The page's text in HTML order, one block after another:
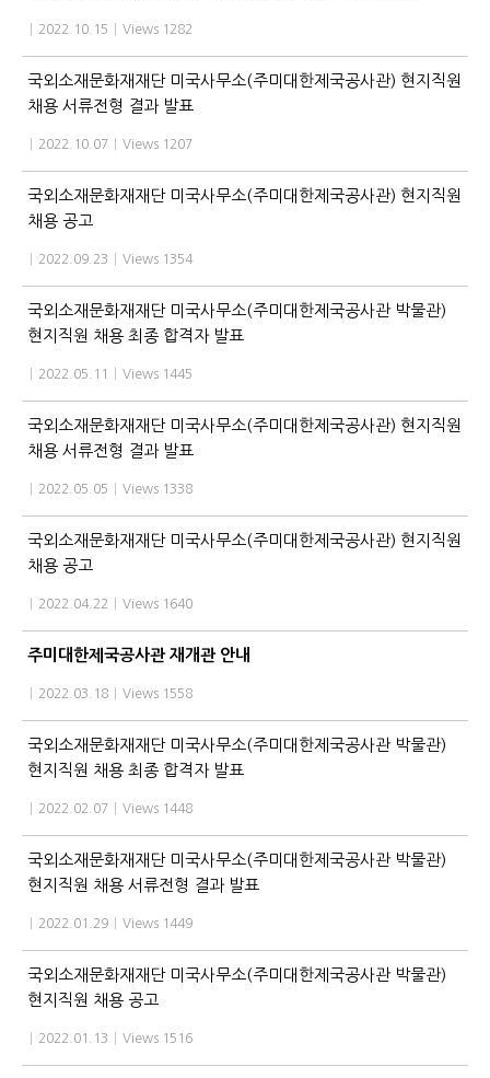
2022.10.15 Views 1282
국외소재문화재재단 미국사무소(주미대한제국공사관) 현지직원
채용 서류전형 결과 발표
2022.10.07 Views 1207
국외소재문화재재단 미국사무소(주미대한제국공사관) 현지직원
채용 공고
2022.09.23 Views 1354
국외소재문화재재단 미국사무소(주미대한제국공사관 박물관)
현지직원 채용 최종 합격자 발표
2022.05.11 Views 1445
국외소재문화재재단 미국사무소(주미대한제국공사관) 현지직원
채용 서류전형 결과 발표
2022.05.05 Views 1338
국외소재문화재재단 미국사무소(주미대한제국공사관) 현지직원
채용 공고
2022.04.22 Views 1640
주미대한제국공사관 재개관 안내
2022.03.18 Views 1558
국외소재문화재재단 미국사무소(주미대한제국공사관 박물관)
현지직원 채용 최종 합격자 발표
2022.02.07 Views 1448
국외소재문화재재단 미국사무소(주미대한제국공사관 박물관)
현지직원 채용 서류전형 결과 발표
2022.01.29 Views 1449
국외소재문화재재단 미국사무소(주미대한제국공사관 박물관)
현지직원 채용 공고
2022.01.13 Views 1516